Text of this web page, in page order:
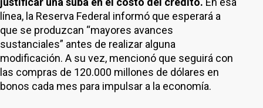
línea, la Reserva Federal informó que esperará a
que se produzcan “mayores avances
sustanciales” antes de realizar alguna
modificación. A su vez, mencionó que seguirá con
las compras de 120.000 millones de dólares en
bonos cada mes para impulsar a la economía.